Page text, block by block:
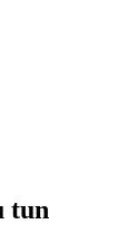
tun